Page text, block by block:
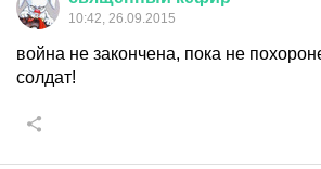
10:42, 26.09.2015
война не закончена, пока не
солдат!